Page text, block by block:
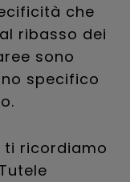
che
ribasso dei
sono
specifico
ti ricordiamo